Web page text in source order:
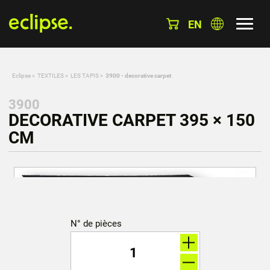
EN
Eclipse » TEXTILES » LES TAPIS » 3900 - decorative carpet
3900
DECORATIVE CARPET 395 × 150
CM
N° de pièces